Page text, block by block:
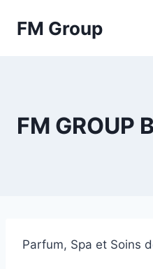
FM Group
FM GROUP
Parfum, Spa et Soins